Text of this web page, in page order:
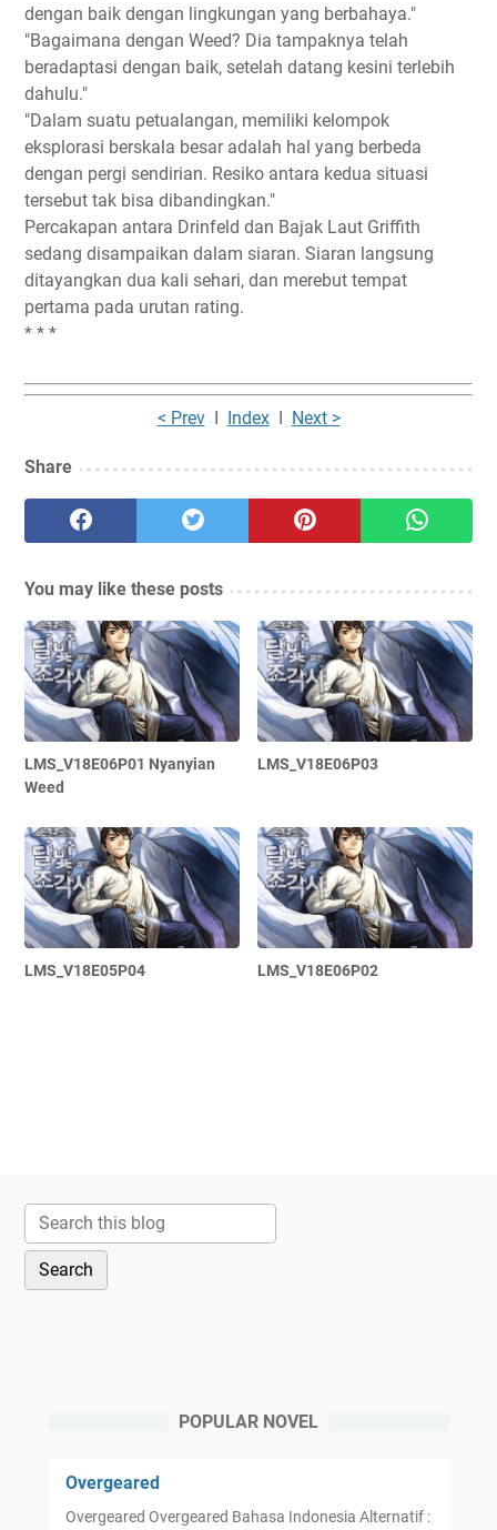
dengan baik dengan lingkungan yang berbahaya."
"Bagaimana dengan Weed? Dia tampaknya telah
beradaptasi dengan baik, setelah datang kesini terlebih
dahulu."
"Dalam suatu petualangan, memiliki kelompok
eksplorasi berskala besar adalah hal yang berbeda
dengan pergi sendirian. Resiko antara kedua situasi
tersebut tak bisa dibandingkan."
Percakapan antara Drinfeld dan Bajak Laut Griffith
sedang disampaikan dalam siaran. Siaran langsung
ditayangkan dua kali sehari, dan merebut tempat
pertama pada urutan rating.
* * *
< PrevI IndexI Next >
Share
You may like these posts
LMS_V18E06P01 Nyanyian
Weed
LMS_V18E06P03
LMS_V18E05P04 LMS_V18E06P02
POPULAR NOVEL
Overgeared
Overgeared Overgeared Bahasa Indonesia Alternatif :